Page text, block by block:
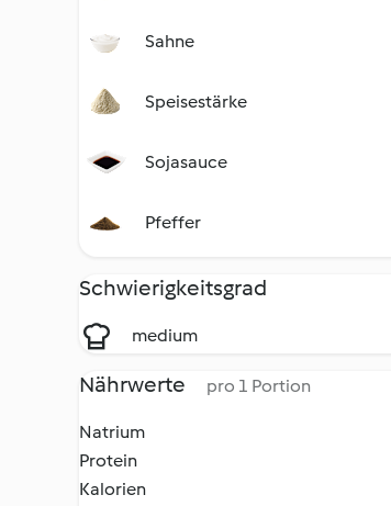
Sahne
Speisestärke
Sojasauce
Pfeffer
Schwierigkeitsgrad
medium
Nährwerte pro 1 Portion
Natrium
Protein
Kalorien